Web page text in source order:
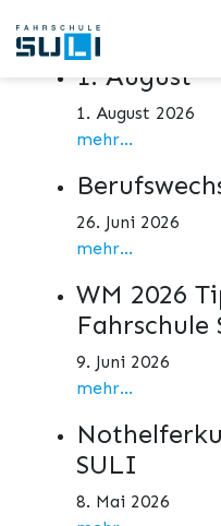
Aktuelles
1. August
1. August 2026
mehr...
26. Juni 2026
mehr...
WM 2026
Fahrschule
9. Juni 2026
mehr...
SULI
8. Mai 2026